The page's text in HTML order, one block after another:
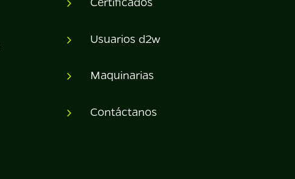
5 Usuarios d2w
5 Maquinarias
5 Contáctanos